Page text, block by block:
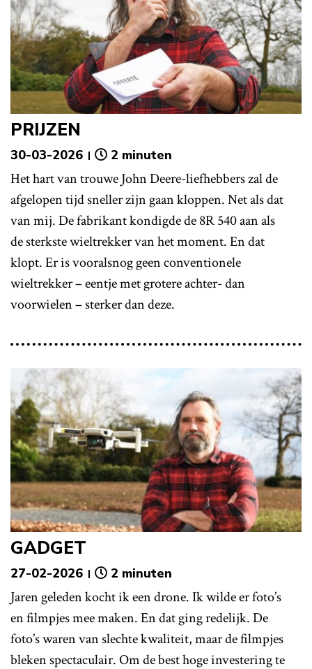
PRIJZEN
30-03-2026 2 minuten
Het hart van trouwe John Deere-liefhebbers zal de
afgelopen tijd sneller zijn gaan kloppen. Net als dat
van mij. De fabrikant kondigde de 8R 540 aan als
de sterkste wieltrekker van het moment. En dat
klopt. Er is vooralsnog geen conventionele
wieltrekker – eentje met grotere achter- dan
voorwielen – sterker dan deze.
GADGET
27-02-2026 2 minuten
Jaren geleden kocht ik een drone. Ik wilde er foto’s
en filmpjes mee maken. En dat ging redelijk. De
foto’s waren van slechte kwaliteit, maar de filmpjes
bleken spectaculair. Om de best hoge investering te